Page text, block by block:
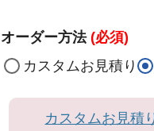
オーダー方法 (必須)
カスタムお見積り
カスタムお見積